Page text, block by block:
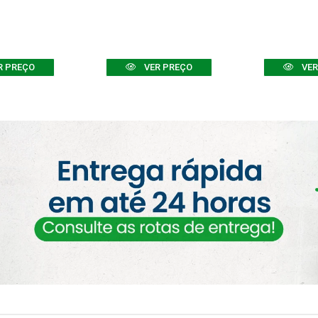
PREÇO VER PREÇO